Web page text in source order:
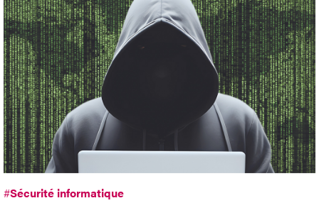
#Sécurité informatique